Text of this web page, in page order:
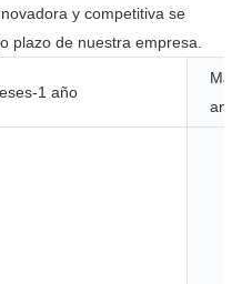
y competitiva se
plazo de nuestra empresa.
1 año